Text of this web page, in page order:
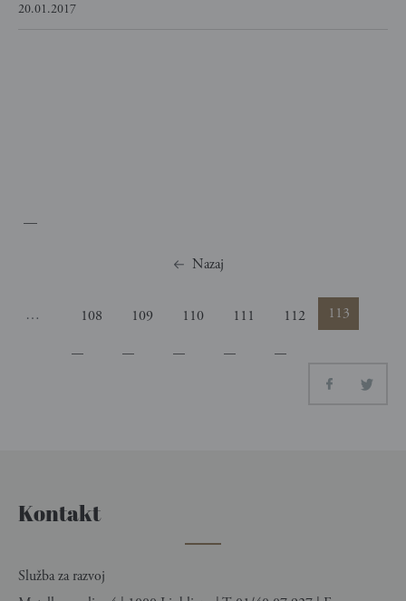
20.01.2017
Nazaj
… 108 109 110 111 112 113
Kontakt
Služba za razvoj